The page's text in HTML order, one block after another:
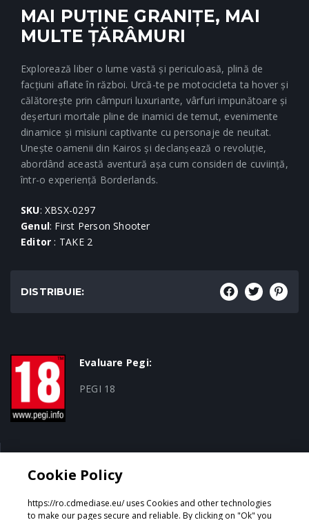
MAI PUȚINE GRANIȚE, MAI
MULTE ȚĂRÂMURI
Explorează liber o lume vastă și periculoasă, plină de
facțiuni aflate în război. Urcă-te pe motocicleta ta hover și
călătorește prin câmpuri luxuriante, vârfuri impunătoare și
deșerturi mortale pline de inamici de temut, evenimente
dinamice și misiuni captivante cu personaje de neuitat.
Unește oamenii din Kairos și declanșează o revoluție,
abordând această aventură așa cum consideri de cuviință,
într-o experiență Borderlands.
SKU: XBSX-0297
Genul: First Person Shooter
Editor : TAKE 2
DISTRIBUIE:
Evaluare Pegi:
PEGI 18
Cookie Policy
https://ro.cdmediase.eu/ uses Cookies and other technologies
to make our pages secure and reliable. By clicking on "Ok" you